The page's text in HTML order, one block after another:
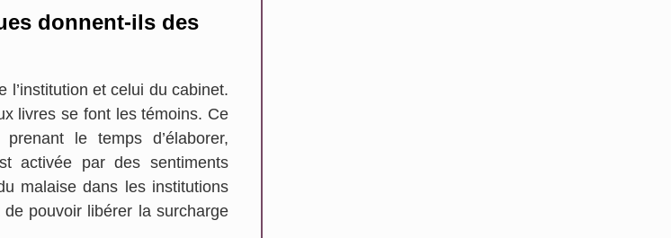
donnent-ils des
l’institution et celui du cabinet.
livres se font les témoins. Ce
le temps d’élaborer,
activée par des sentiments
malaise dans les institutions
pouvoir libérer la surcharge